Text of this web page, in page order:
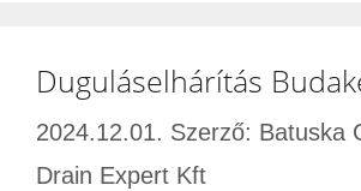
Duguláselhárítás
2024.12.01. Szerző: Batuska
Drain Expert Kft